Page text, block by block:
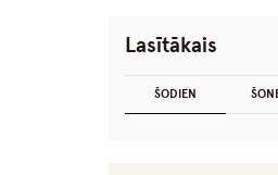
Lasītākais
ŠODIEN